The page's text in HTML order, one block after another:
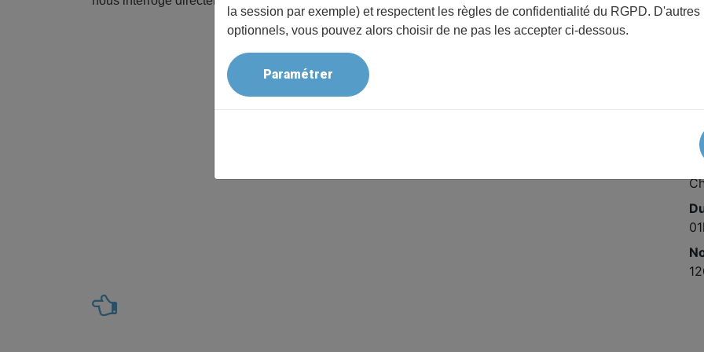
la session par exemple) et respectent les règles de confidentialité du RGPD. D'autres
optionnels, vous pouvez alors choisir de ne pas les accepter ci-dessous.
Paramétrer